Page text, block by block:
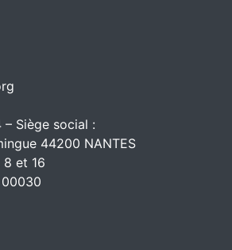
Siège social :
44200 NANTES
8 et 16